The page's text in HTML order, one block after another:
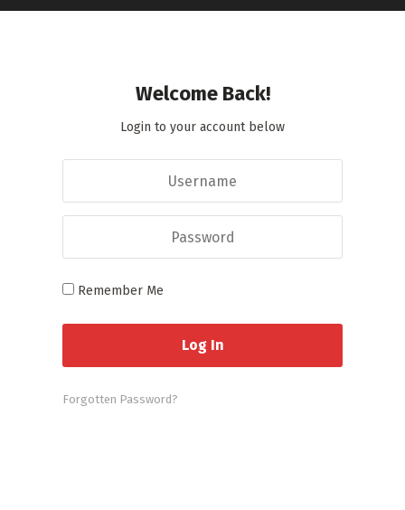
Welcome Back!
Login to your account below
Remember Me
Forgotten Password?